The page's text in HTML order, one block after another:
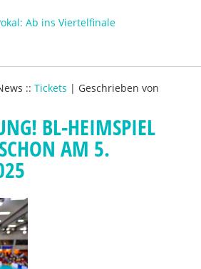
Ab ins Viertelfinale
:: Tickets | Geschrieben von
BL-HEIMSPIEL
AM 5.